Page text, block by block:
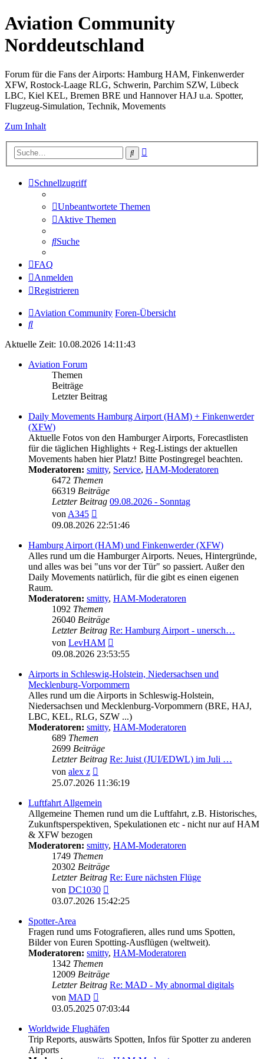
Aviation Community
Norddeutschland
Forum für die Fans der Airports: Hamburg HAM, Finkenwerder
XFW, Rostock-Laage RLG, Schwerin, Parchim SZW, Lübeck
LBC, Kiel KEL, Bremen BRE und Hannover HAJ u.a. Spotter,
Flugzeug-Simulation, Technik, Movements
Zum Inhalt
Suche
Schnellzugriff
Unbeantwortete Themen
Aktive Themen
Suche
FAQ
Anmelden
Registrieren
Aviation Community Foren-Übersicht
Suche
Aktuelle Zeit: 10.08.2026 14:11:43
Aviation Forum
Themen
Beiträge
Letzter Beitrag
Daily Movements Hamburg Airport (HAM) + Finkenwerder
(XFW)
Aktuelle Fotos von den Hamburger Airports, Forecastlisten
für die täglichen Highlights + Reg-Listings der aktuellen
Movements haben hier Platz! Bitte Postingregel beachten.
Moderatoren: smitty, Service, HAM-Moderatoren
6472 Themen
66319 Beiträge
Letzter Beitrag 09.08.2026 - Sonntag
vonA345
Beitrag
09.08.2026 22:51:46
Hamburg Airport (HAM) und Finkenwerder (XFW)
Alles rund um die Hamburger Airports. Neues, Hintergründe,
und alles was bei "uns vor der Tür" so passiert. Außer den
Daily Movements natürlich, für die gibt es einen eigenen
Raum.
Moderatoren: smitty, HAM-Moderatoren
1092 Themen
26040 Beiträge
Letzter Beitrag Re: Hamburg Airport - unersch…
von LevHAM
Beitrag
09.08.2026 23:53:55
Airports in Schleswig-Holstein, Niedersachsen und
Mecklenburg-Vorpommern
Alles rund um die Airports in Schleswig-Holstein,
Niedersachsen und Mecklenburg-Vorpommern (BRE, HAJ,
LBC, KEL, RLG, SZW ...)
Moderatoren: smitty, HAM-Moderatoren
689 Themen
2699 Beiträge
Letzter Beitrag Re: Juist (JUI/EDWL) im Juli …
von alex z
Beitrag
25.07.2026 11:36:19
Luftfahrt Allgemein
Allgemeine Themen rund um die Luftfahrt, z.B. Historisches,
Zukunftsperspektiven, Spekulationen etc - nicht nur auf HAM
& XFW bezogen
Moderatoren: smitty, HAM-Moderatoren
1749 Themen
20302 Beiträge
Letzter Beitrag Re: Eure nächsten Flüge
von DC1030
Beitrag
03.07.2026 15:42:25
Spotter-Area
Fragen rund ums Fotografieren, alles rund ums Spotten,
Bilder von Euren Spotting-Ausflügen (weltweit).
Moderatoren: smitty, HAM-Moderatoren
1342 Themen
12009 Beiträge
Letzter Beitrag Re: MAD - My abnormal digitals
von MAD
Beitrag
03.05.2025 07:03:44
Worldwide Flughäfen
Trip Reports, auswärts Spotten, Infos für Spotter zu anderen
Airports